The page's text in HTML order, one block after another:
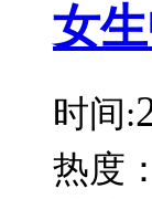
女
时间:
热度：